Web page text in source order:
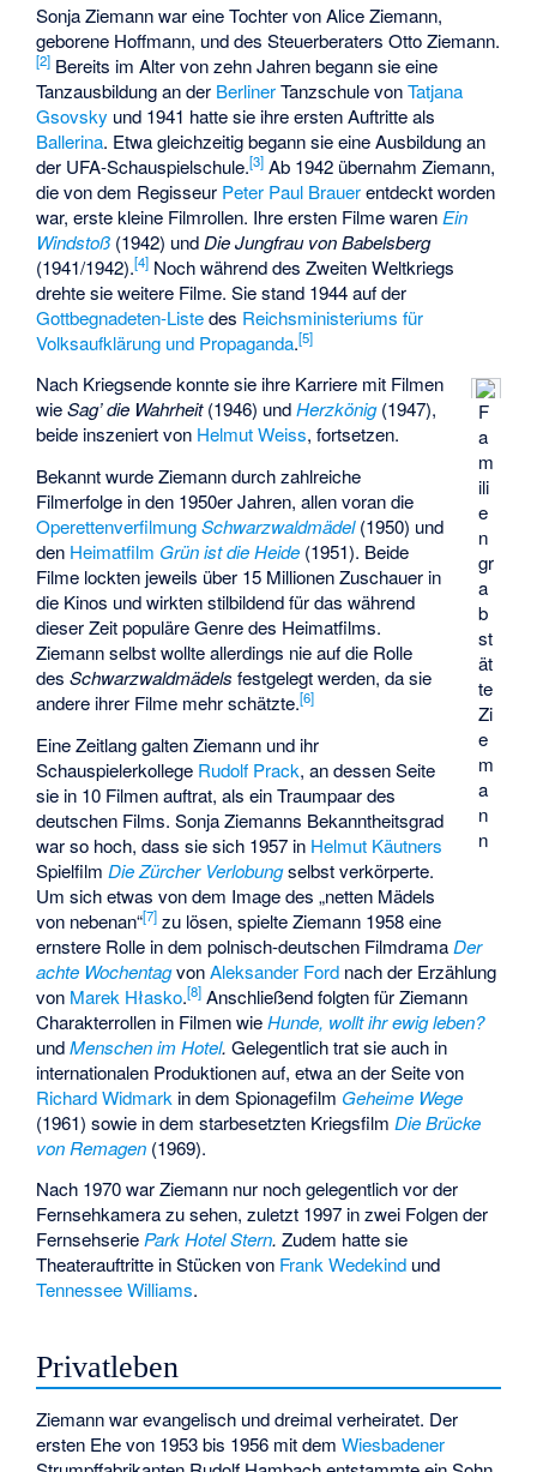
Sonja Ziemann war eine Tochter von Alice Ziemann,
geborene Hoffmann, und des Steuerberaters Otto Ziemann.
[2] Bereits im Alter von zehn Jahren begann sie eine
Tanzausbildung an der BerlinerTanzschule vonTatjana
Gsovsky und 1941 hatte sie ihre ersten Auftritte als
Ballerina. Etwa gleichzeitig begann sie eine Ausbildung an
der UFA-Schauspielschule.[3] Ab 1942 übernahm Ziemann,
die von dem Regisseur Peter Paul Brauerentdeckt worden
war, erste kleine Filmrollen. Ihre ersten Filme waren Ein
Windstoß (1942) undDie Jungfrau von Babelsberg
(1941/1942).[4] Noch während des Zweiten Weltkriegs
drehte sie weitere Filme. Sie stand 1944 auf der
Gottbegnadeten-Listedes Reichsministeriums für
Volksaufklärung und Propaganda.[5]
F
a
m
ili
e
n
gr
a
b
st
ät
te
Zi
e
m
a
n
n
Nach Kriegsende konnte sie ihre Karriere mit Filmen
wieSag’ die Wahrheit(1946) undHerzkönig(1947),
beide inszeniert von Helmut Weiss, fortsetzen.
Bekannt wurde Ziemann durch zahlreiche
Filmerfolge in den 1950er Jahren, allen voran die
Operettenverfilmung Schwarzwaldmädel(1950) und
den Heimatfilm Grün ist die Heide (1951). Beide
Filme lockten jeweils über 15 Millionen Zuschauer in
die Kinos und wirkten stilbildend für das während
dieser Zeit populäre Genre des Heimatfilms.
Ziemann selbst wollte allerdings nie auf die Rolle
desSchwarzwaldmädels festgelegt werden, da sie
andere ihrer Filme mehr schätzte.[6]
Eine Zeitlang galten Ziemann und ihr
Schauspielerkollege Rudolf Prack, an dessen Seite
sie in 10 Filmen auftrat, als ein Traumpaar des
deutschen Films. Sonja Ziemanns Bekanntheitsgrad
war so hoch, dass sie sich 1957 in Helmut Käutners
SpielfilmDie Zürcher Verlobungselbst verkörperte.
Um sich etwas von dem Image des „netten Mädels
von nebenan“[7] zu lösen, spielte Ziemann 1958 eine
ernstere Rolle in dem polnisch-deutschen FilmdramaDer
achte WochentagvonAleksander Ford nach der Erzählung
von Marek Hłasko.[8] Anschließend folgten für Ziemann
Charakterrollen in Filmen wieHunde, wollt ihr ewig leben?
undMenschen im Hotel. Gelegentlich trat sie auch in
internationalen Produktionen auf, etwa an der Seite von
Richard Widmark in dem Spionagefilm Geheime Wege
(1961) sowie in dem starbesetzten KriegsfilmDie Brücke
von Remagen (1969).
Nach 1970 war Ziemann nur noch gelegentlich vor der
Fernsehkamera zu sehen, zuletzt 1997 in zwei Folgen der
FernsehseriePark Hotel Stern. Zudem hatte sie
Theaterauftritte in Stücken von Frank Wedekind und
Tennessee Williams.
Privatleben
Ziemann war evangelisch und dreimal verheiratet. Der
ersten Ehe von 1953 bis 1956 mit demWiesbadener